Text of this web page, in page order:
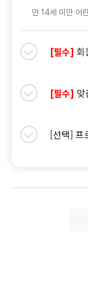
만 14세 미만 어
[필수]
[필수]
[선택] 프